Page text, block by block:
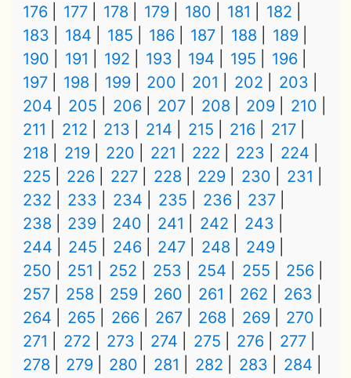
176
177 178 179 180 181
182
183
184 185 186 187 188
189
190
191 192 193 194 195
196
197
198 199 200 201 202
203
204
205 206 207 208 209
210
211
212 213 214 215 216
217
218
219 220 221 222 223
224
225
226 227 228 229 230
231
232
233 234 235 236
237
238
239 240 241 242
243
244
245 246 247 248
249
250
251 252 253 254 255
256
257
258 259 260 261 262
263
264
265 266 267 268 269
270
271
272 273 274 275 276
277
278
279 280 281 282 283
284